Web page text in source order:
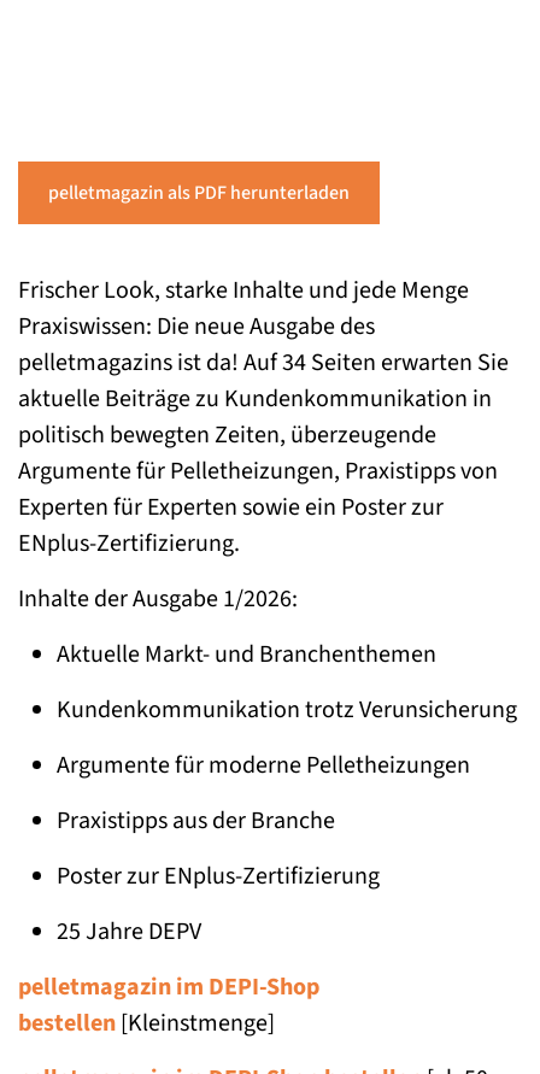
pelletmagazin als PDF herunterladen
Frischer Look, starke Inhalte und jede Menge
Praxiswissen: Die neue Ausgabe des
pelletmagazins ist da! Auf 34 Seiten erwarten Sie
aktuelle Beiträge zu Kundenkommunikation in
politisch bewegten Zeiten, überzeugende
Argumente für Pelletheizungen, Praxistipps von
Experten für Experten sowie ein Poster zur
ENplus-Zertifizierung.
Inhalte der Ausgabe 1/2026:
Aktuelle Markt- und Branchenthemen
Kundenkommunikation trotz Verunsicherung
Argumente für moderne Pelletheizungen
Praxistipps aus der Branche
Poster zur ENplus-Zertifizierung
25 Jahre DEPV
pelletmagazin im DEPI-Shop
bestellen[Kleinstmenge]